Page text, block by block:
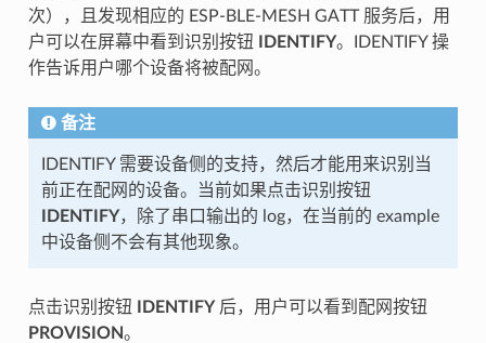
次），且发现相应的 ESP-BLE-MESH GATT 服务后，用
户可以在屏幕中看到识别按钮
IDENTIFY。IDENTIFY 操
作告诉用户哪个设备将被配网。
备注
IDENTIFY 需要设备侧的支持，然后才能用来识别当
前正在配网的设备。当前如果点击识别按钮
IDENTIFY，除了串口输出的 log，在当前的 example
中设备侧不会有其他现象。
点击识别按钮 IDENTIFY后，用户可以看到配网按钮
PROVISION。